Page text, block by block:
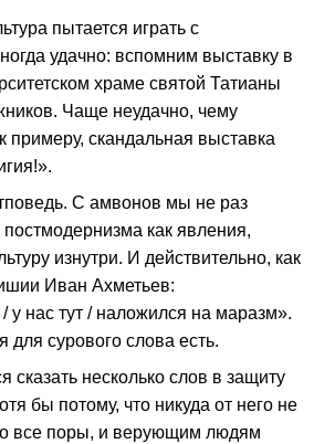
пытается играть с
удачно: вспомним выставку в
храме святой Татианы
Чаще неудачно, чему
примеру, скандальная выставка
С амвонов мы не раз
как явления,
изнутри. И действительно, как
Иван Ахметьев:
у нас тут / наложился на маразм».
для сурового слова есть.
сказать несколько слов в защиту
бы потому, что никуда от него не
все поры, и верующим людям